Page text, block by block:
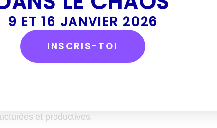
dans l’instauration d’une culture de réunion
:
Définir des règles précises pour la convocation des
être organisée que si le sujet ne peut pas
moyens.
et productives.
9 ET 16 JANVIER 2026
INSCRIS-TOI